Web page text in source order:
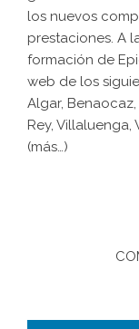
los nuevos
prestaciones. A
formación de
web de los
Algar,
Rey, Villaluenga,
(más…)